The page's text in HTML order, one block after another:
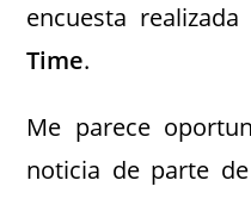
encuesta realizada
Time.
Me parece
noticia de parte